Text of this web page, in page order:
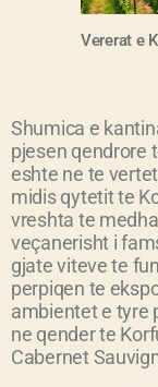
Vererat e
Shumica e
pjesen qendrore
eshte ne te
midis qytetit te
vreshta te
veçanerisht i
gjate viteve te
perpiqen te
ambientet e tyre
ne qender te
Cabernet